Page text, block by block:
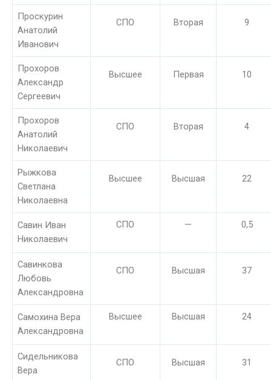
Проскурин
Анатолий
Иванович
СПО Вторая 9
Прохоров
Александр
Сергеевич
Высшее Первая 10
Прохоров
Анатолий
Николаевич
СПО Вторая 4
Рыжкова
Светлана
Николаевна
Высшее Высшая 22
Савин Иван
Николаевич
СПО — 0,5
Савинкова
Любовь
Александровна
СПО Высшая 37
Самохина Вера
Александровна
Высшее Высшая 24
Сидельникова
Вера
СПО Высшая 31